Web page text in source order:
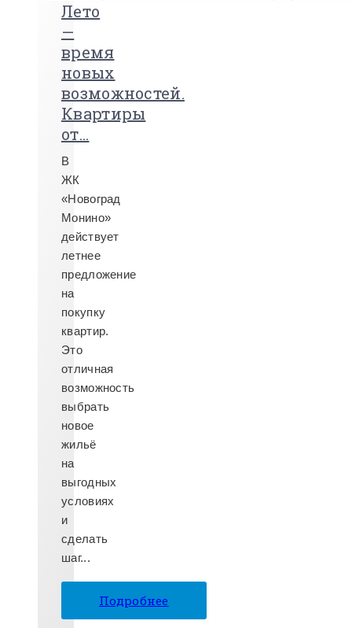
Лето
—
время
новых
возможностей.
Квартиры
от...
В
ЖК
«Новоград
Монино»
действует
летнее
предложение
на
покупку
квартир.
Это
отличная
возможность
выбрать
новое
жильё
на
выгодных
условиях
и
сделать
шаг...
Подробнее